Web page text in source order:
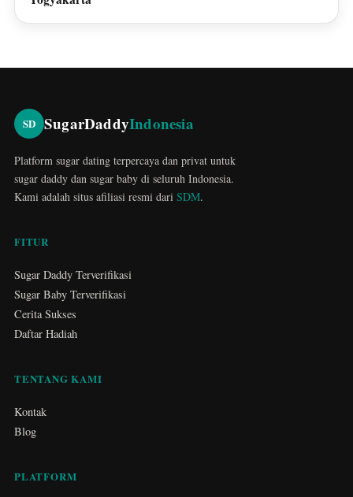
SD SugarDaddyIndonesia
Platform sugar dating terpercaya dan privat untuk
sugar daddy dan sugar baby di seluruh Indonesia.
Kami adalah situs afiliasi resmi dari SDM.
FITUR
Sugar Daddy Terverifikasi
Sugar Baby Terverifikasi
Cerita Sukses
Daftar Hadiah
TENTANG KAMI
Kontak
Blog
PLATFORM